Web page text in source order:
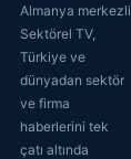
Almanya merkezli
Sektörel TV,
Türkiye ve
dünyadan sektör
ve firma
haberlerini tek
çatı altında